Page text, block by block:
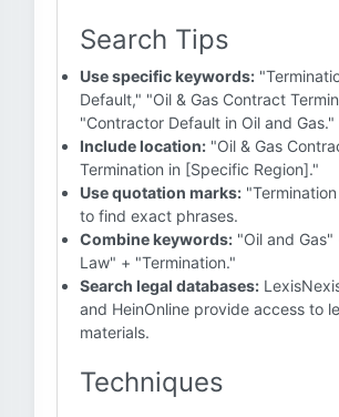
Search Tips
Use specific keywords:
Default," "Oil & Gas Contract
"Contractor Default in Oil and Gas."
Include location: "Oil & Gas
Termination in [Specific Region]."
Use quotation marks:
to find exact phrases.
Combine keywords: "Oil and
Law" + "Termination."
Search legal databases:
and HeinOnline provide access to
materials.
Techniques